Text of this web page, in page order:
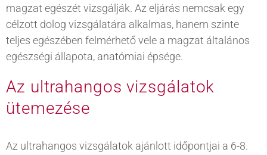
magzat egészét vizsgálják. Az eljárás nemcsak egy
célzott dolog vizsgálatára alkalmas, hanem szinte
teljes egészében felmérhető vele a magzat általános
egészségi állapota, anatómiai épsége.
Az ultrahangos vizsgálatok
ütemezése
Az ultrahangos vizsgálatok ajánlott időpontjai a 6-8.